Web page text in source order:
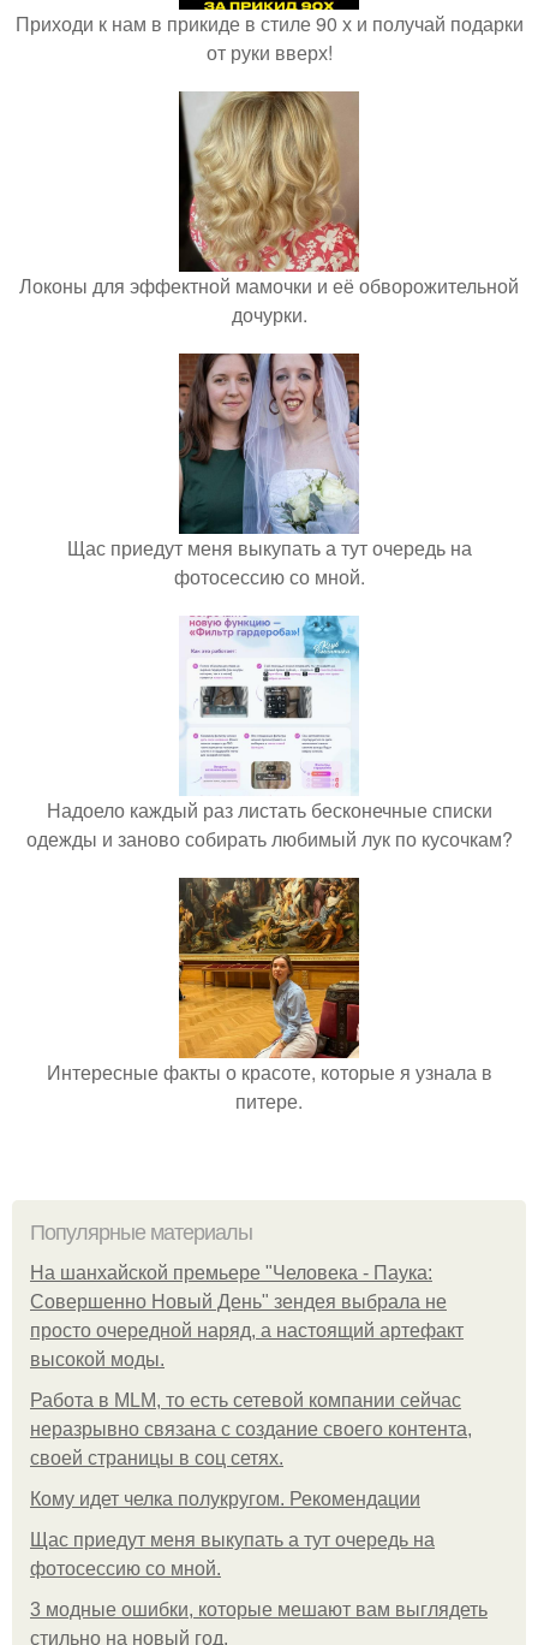
Приходи к нам в прикиде в стиле 90 х и получай подарки
от руки вверх!
Локоны для эффектной мамочки и её обворожительной
дочурки.
Щас приедут меня выкупать а тут очередь на
фотосессию со мной.
Надоело каждый раз листать бесконечные списки
одежды и заново собирать любимый лук по кусочкам?
Интересные факты о красоте, которые я узнала в
питере.
Популярные материалы
На шанхайской премьере "Человека - Паука:
Совершенно Новый День" зендея выбрала не
просто очередной наряд, а настоящий артефакт
высокой моды.
Работа в MLM, то есть сетевой компании сейчас
неразрывно связана с создание своего контента,
своей страницы в соц сетях.
Кому идет челка полукругом. Рекомендации
Щас приедут меня выкупать а тут очередь на
фотосессию со мной.
3 модные ошибки, которые мешают вам выглядеть
стильно на новый год.